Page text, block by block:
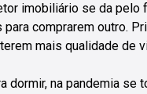
imobiliário se da
comprarem outro.
mais qualidade de
dormir, na pandemia se